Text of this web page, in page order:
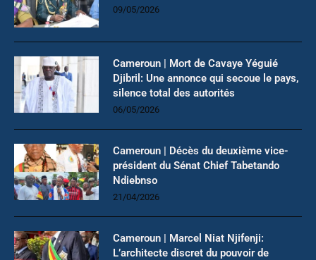
09/05/2026
Cameroun | Mort de Cavaye Yéguié
Djibril: Une annonce qui secoue le pays,
silence total des autorités
06/05/2026
Cameroun | Décès du deuxième vice-
président du Sénat Chief Tabetando
Ndiebnso
21/04/2026
Cameroun | Marcel Niat Njifenji:
L’architecte discret du pouvoir de